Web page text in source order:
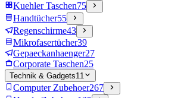
Kuehler Taschen75
Handtücher55
Regenschirme43
Mikrofasertücher39
Gepaeckanhaenger27
Corporate Taschen25
Technik & Gadgets11
Computer Zubehoer267